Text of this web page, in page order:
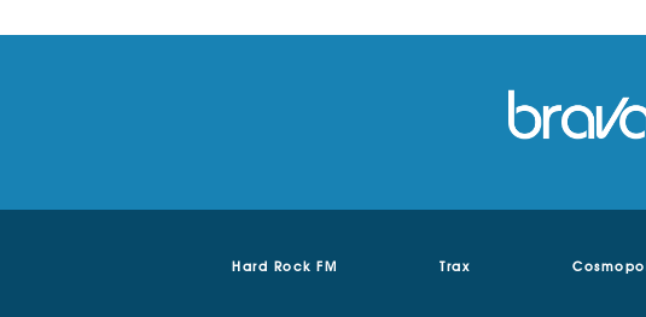
Hard Rock FM Trax